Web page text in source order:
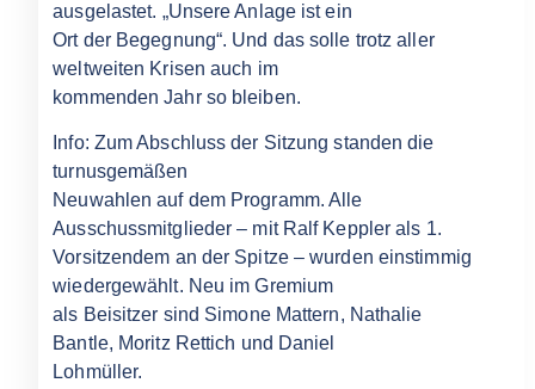
ausgelastet. „Unsere Anlage ist ein
Ort der Begegnung“. Und das solle trotz aller
weltweiten Krisen auch im
kommenden Jahr so bleiben.
Info: Zum Abschluss der Sitzung standen die
turnusgemäßen
Neuwahlen auf dem Programm. Alle
Ausschussmitglieder – mit Ralf Keppler als 1.
Vorsitzendem an der Spitze – wurden einstimmig
wiedergewählt. Neu im Gremium
als Beisitzer sind Simone Mattern, Nathalie
Bantle, Moritz Rettich und Daniel
Lohmüller.